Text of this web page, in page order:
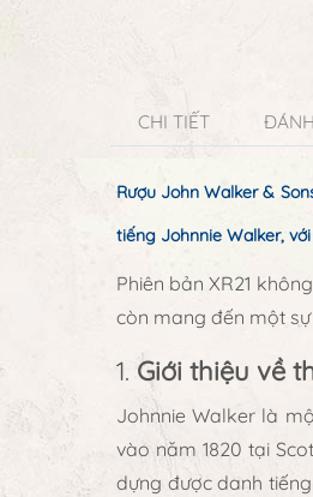
CHI TIẾT
Rượu John Walker &
tiếng Johnnie Walker,
Phiên bản XR21
còn mang đến một
1. Giới thiệu về
Johnnie Walker là
vào năm 1820 tại
dựng được danh